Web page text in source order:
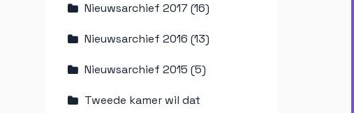
Nieuwsarchief 2017 (16)
Nieuwsarchief 2016 (13)
Nieuwsarchief 2015 (5)
Tweede kamer wil dat